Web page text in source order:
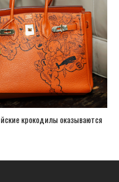
крокодилы оказываются